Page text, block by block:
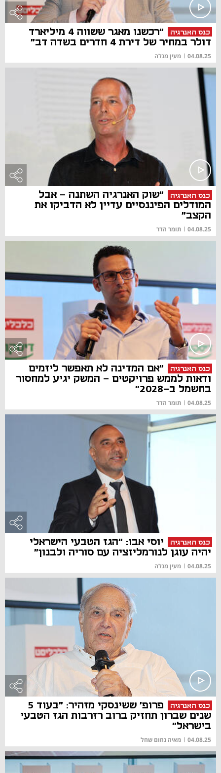
כנס האנרגיה
"רכשנו מאגר ששווה 4 מיליארד
דולר במחיר של דירת 4 חדרים בשדה דב"
04.08.25
| מעין מנלה
כנס האנרגיה
"שוק האנרגיה השתנה - אבל
המודלים הפיננסיים עדיין לא הדביקו את
הקצב"
04.08.25
| תומר הדר
כנס האנרגיה
"אם המדינה לא תאפשר ליזמים
ודאות לממש פרויקטים - המשק יגיע למחסור
בחשמל ב-2028"
04.08.25
| תומר הדר
כנס האנרגיה
יוסי אבו: "הגז הטבעי הישראלי
יהיה עוגן לנורמליזציה עם סוריה ולבנון"
04.08.25
| מעין מנלה
כנס האנרגיה
פרופ' ששינסקי מזהיר: "בעוד 5
שנים שברון תחזיק ברוב רזרבות הגז הטבעי
בישראל"
04.08.25
| מאיה נחום שחל